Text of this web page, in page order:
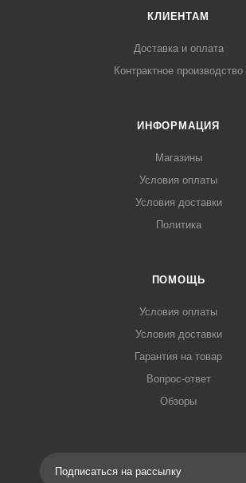
КЛИЕНТАМ
Доставка и оплата
Контрактное производство
ИНФОРМАЦИЯ
Магазины
Условия оплаты
Условия доставки
Политика
ПОМОЩЬ
Условия оплаты
Условия доставки
Гарантия на товар
Вопрос-ответ
Обзоры
Подписаться на рассылку